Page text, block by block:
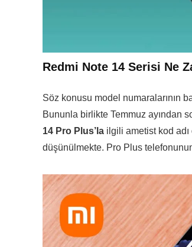
Redmi Note 14 Serisi Ne
Söz konusu model numaralarının
Bununla birlikte Temmuz ayından
14 Pro Plus’la ilgili ametist kod
düşünülmekte. Pro Plus